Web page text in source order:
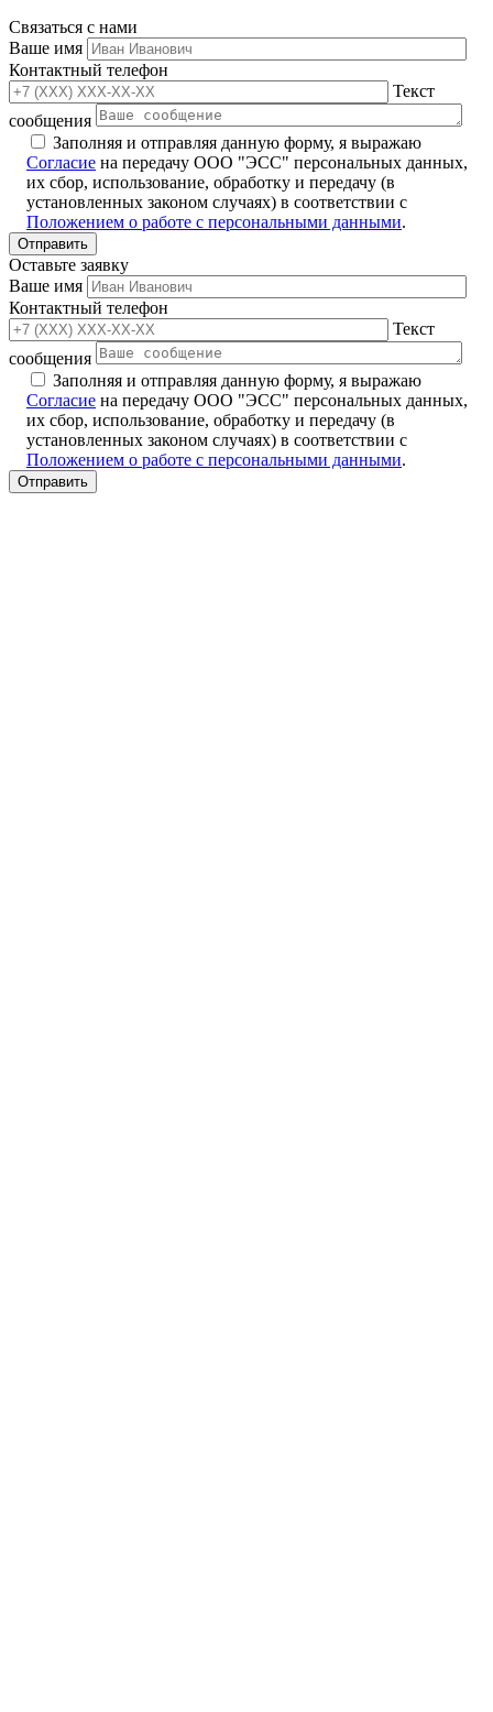
Связаться с нами
Ваше имя
Контактный телефон
Текст
сообщения
Заполняя и отправляя данную форму, я выражаю
Согласие на передачу ООО "ЭСС" персональных данных,
их сбор, использование, обработку и передачу (в
установленных законом случаях) в соответствии с
Положением о работе с персональными данными.
Оставьте заявку
Ваше имя
Контактный телефон
Текст
сообщения
Заполняя и отправляя данную форму, я выражаю
Согласие на передачу ООО "ЭСС" персональных данных,
их сбор, использование, обработку и передачу (в
установленных законом случаях) в соответствии с
Положением о работе с персональными данными.